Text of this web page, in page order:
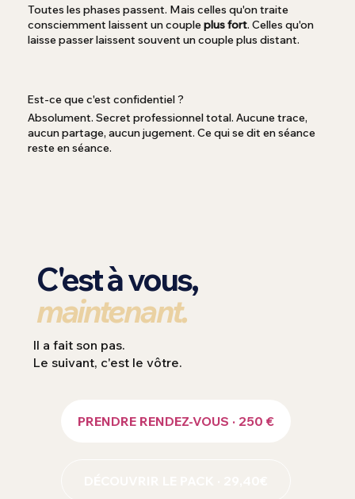
Toutes les phases passent. Mais celles qu'on traite
consciemment laissent un coupleplus fort. Celles qu'on
laisse passer laissent souvent un couple plus distant.
Est-ce que c'est confidentiel ?
Absolument. Secret professionnel total. Aucune trace,
aucun partage, aucun jugement. Ce qui se dit en séance
reste en séance.
C'est à vous,
maintenant.
Il a fait son pas.
Le suivant, c'est le vôtre.
PRENDRE RENDEZ-VOUS · 250 €